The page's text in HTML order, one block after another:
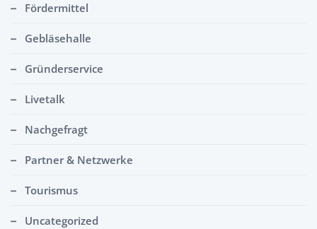
Fördermittel
Gebläsehalle
Gründerservice
Livetalk
Nachgefragt
Partner & Netzwerke
Tourismus
Uncategorized